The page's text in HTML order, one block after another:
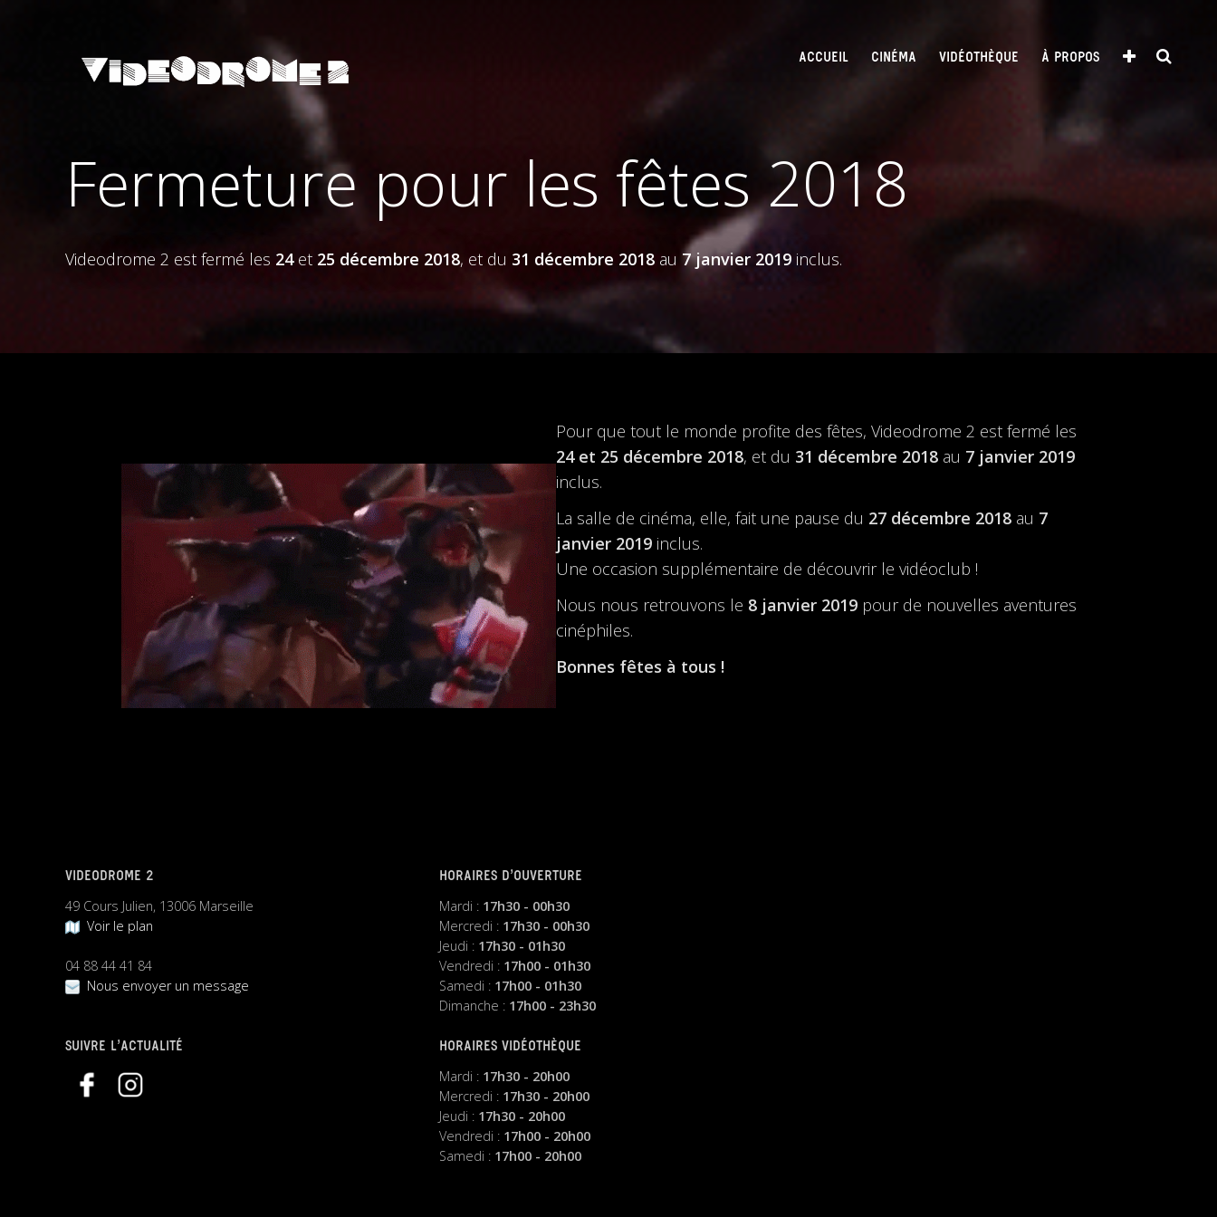
ACCUEIL CINÉMA VIDÉOTHÈQUE À PROPOS
Fermeture pour les fêtes 2018
Videodrome 2 est fermé les 24 et 25 décembre 2018, et du 31 décembre 2018 au 7 janvier 2019 inclus.
Pourquetout le monde profite des fêtes, Videodrome 2 est fermé les
24 et 25 décembre 2018, et du 31 décembre 2018 au 7 janvier 2019
inclus.
La salle de cinéma, elle, fait une pause du 27 décembre 2018 au 7
janvier 2019 inclus.
Une occasion supplémentaire de découvrir le vidéoclub !
Nous nous retrouvons le 8 janvier 2019 pourde nouvelles aventures
cinéphiles.
Bonnes fêtes à tous !
VIDEODROME 2
49 Cours Julien, 13006 Marseille
Voir le plan
04 88 44 41 84
Nous envoyer un message
SUIVRE L’ACTUALITÉ
HORAIRES D’OUVERTURE
Mardi : 17h30 - 00h30
Mercredi : 17h30 - 00h30
Jeudi : 17h30 - 01h30
Vendredi : 17h00 - 01h30
Samedi : 17h00 - 01h30
Dimanche : 17h00 - 23h30
HORAIRES VIDÉOTHÈQUE
Mardi : 17h30 - 20h00
Mercredi : 17h30 - 20h00
Jeudi : 17h30 - 20h00
Vendredi : 17h00 - 20h00
Samedi : 17h00 - 20h00